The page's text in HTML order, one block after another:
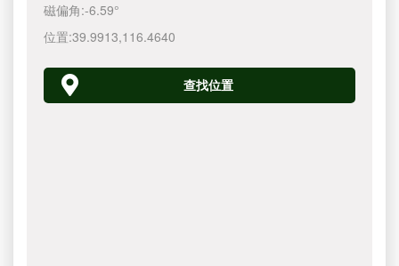
磁偏角:-6.59°
位置:39.9913,116.4640
查找位置